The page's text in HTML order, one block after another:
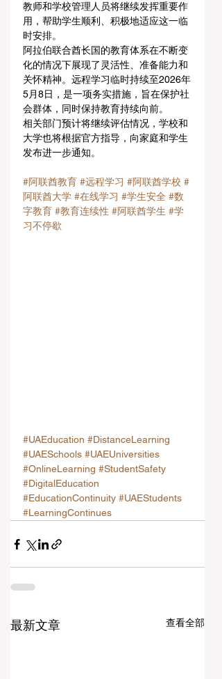
教师和学校管理人员将继续发挥重要作
用，帮助学生顺利、积极地适应这一临
时安排。
阿拉伯联合酋长国的教育体系在不断变
化的情况下展现了灵活性、准备能力和
关怀精神。远程学习临时持续至2026年
5月8日，是一项务实措施，旨在保护社
会群体，同时保持教育持续向前。
相关部门预计将继续评估情况，学校和
大学也将根据官方指导，向家庭和学生
发布进一步通知。
#阿联酋教育 #远程学习 #阿联酋学校 #
阿联酋大学 #在线学习 #学生安全 #数
字教育 #教育连续性 #阿联酋学生 #学
习不停歇
#UAEducation #DistanceLearning
#UAESchools #UAEUniversities
#OnlineLearning #StudentSafety
#DigitalEducation
#EducationContinuity #UAEStudents
#LearningContinues
最新文章 查看全部